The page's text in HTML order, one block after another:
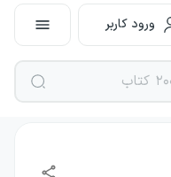
ورود کاربر